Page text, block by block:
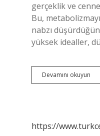
gerçeklik ve
Bu,
nabzı
yüksek idealler,
Devamını okuyun
https://